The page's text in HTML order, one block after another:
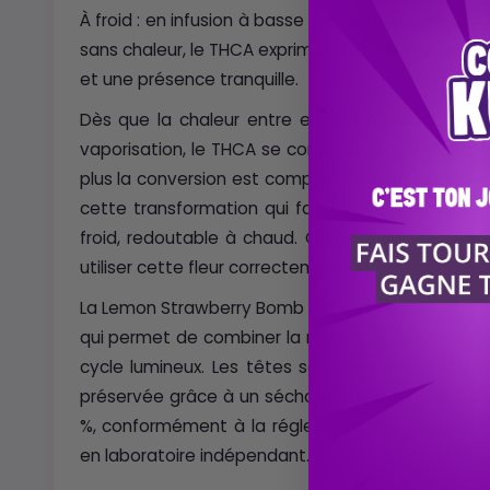
À froid : en infusion à basse température, en
sans chaleur, le THCA exprime des effets doux,
et une présence tranquille.
Dès que la chaleur entre en jeu, la donne
vaporisation, le THCA se convertit
plus la conversion est complète, et plus les
cette transformation qui fait du THCA un
froid, redoutable à chaud. Comprendre cette
utiliser cette fleur correctement.
La Lemon Strawberry Bomb est cultivée en
qui permet de combiner la régularité de la
cycle lumineux. Les têtes sont bien formées,
préservée grâce à un séchage maîtrisé. Son
%, conformément à la réglementation
en laboratoire indépendant.